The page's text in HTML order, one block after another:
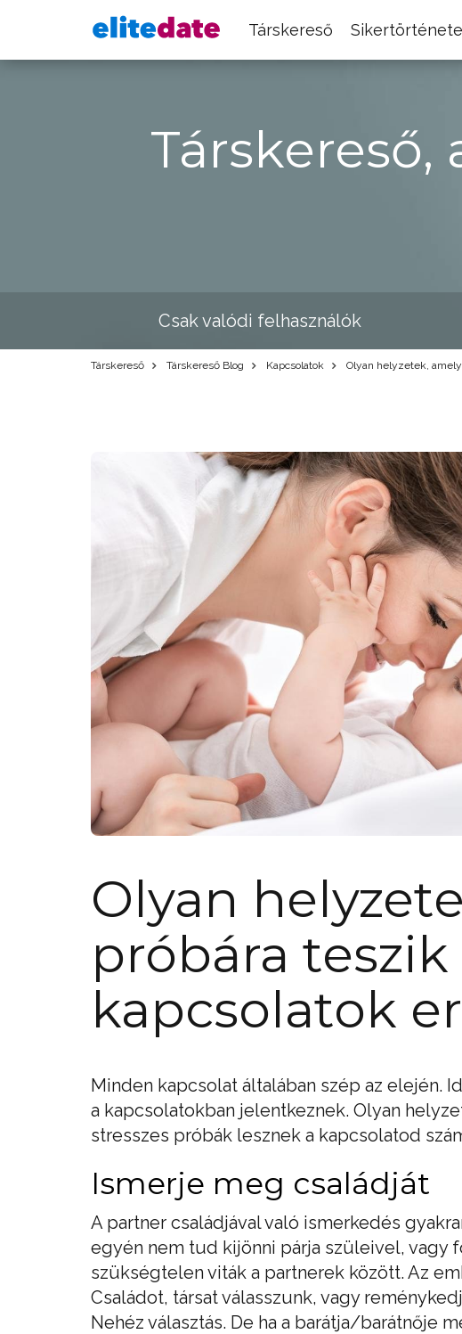
Társkereső
Csak valódi felhasználók
Társkereső Társkereső Blog Kapcsolatok Olyan helyzetek,
Olyan
próbára teszik
kapcsolatok
Minden kapcsolat általában szép az elején.
a kapcsolatokban jelentkeznek. Olyan
stresszes próbák lesznek a kapcsolatod
Ismerje meg családját
A partner családjával való ismerkedés
egyén nem tud kijönni párja szüleivel, vagy
szükségtelen viták a partnerek között. Az
Családot, társat válasszunk, vagy
Nehéz választás. De ha a barátja/barátnője